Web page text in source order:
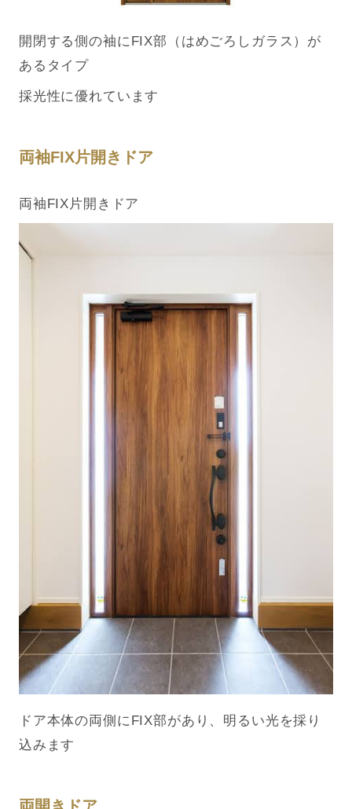
開閉する側の袖にFIX部（はめごろしガラス）が
あるタイプ
採光性に優れています
両袖FIX片開きドア
両袖FIX片開きドア
ドア本体の両側にFIX部があり、明るい光を採り
込みます